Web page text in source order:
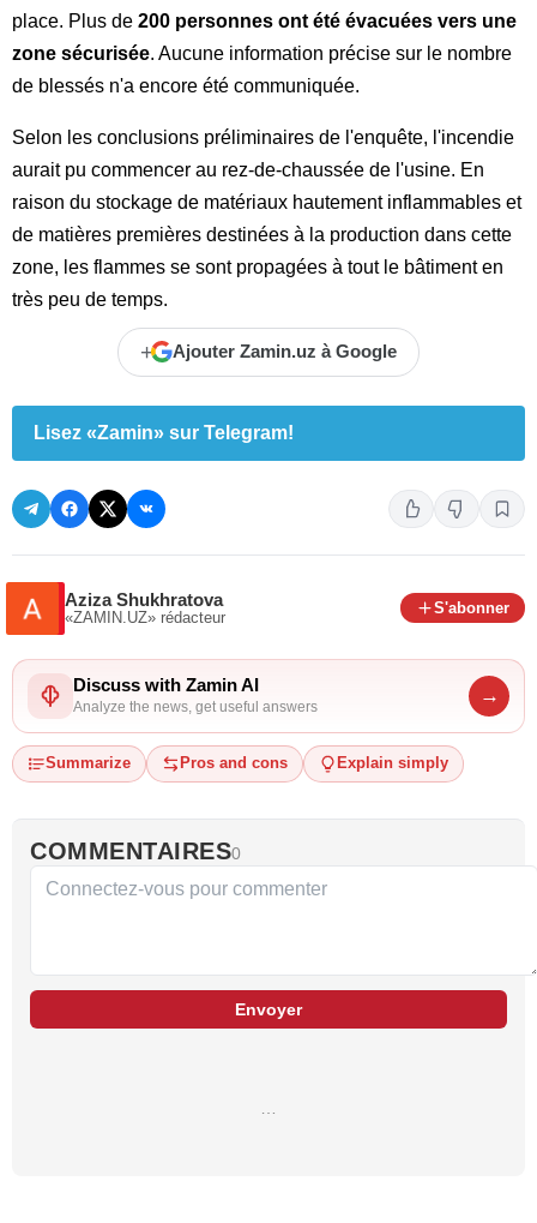
place. Plus de 200 personnes ont été évacuées vers une
zone sécurisée. Aucune information précise sur le nombre
de blessés n'a encore été communiquée.
Selon les conclusions préliminaires de l'enquête, l'incendie
aurait pu commencer au rez-de-chaussée de l'usine. En
raison du stockage de matériaux hautement inflammables et
de matières premières destinées à la production dans cette
zone, les flammes se sont propagées à tout le bâtiment en
très peu de temps.
+ Ajouter Zamin.uz à Google
Lisez «Zamin» sur Telegram!
Aziza Shukhratova
«ZAMIN.UZ» rédacteur
S'abonner
Discuss with Zamin AI
Analyze the news, get useful answers
→
Summarize Pros and cons Explain simply
COMMENTAIRES0
Envoyer